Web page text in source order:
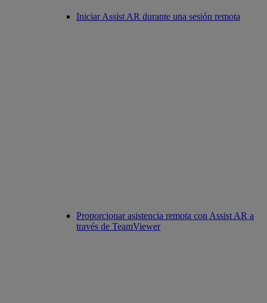
Iniciar Assist AR durante una sesión remota
Proporcionar asistencia remota con Assist AR a
través de TeamViewer